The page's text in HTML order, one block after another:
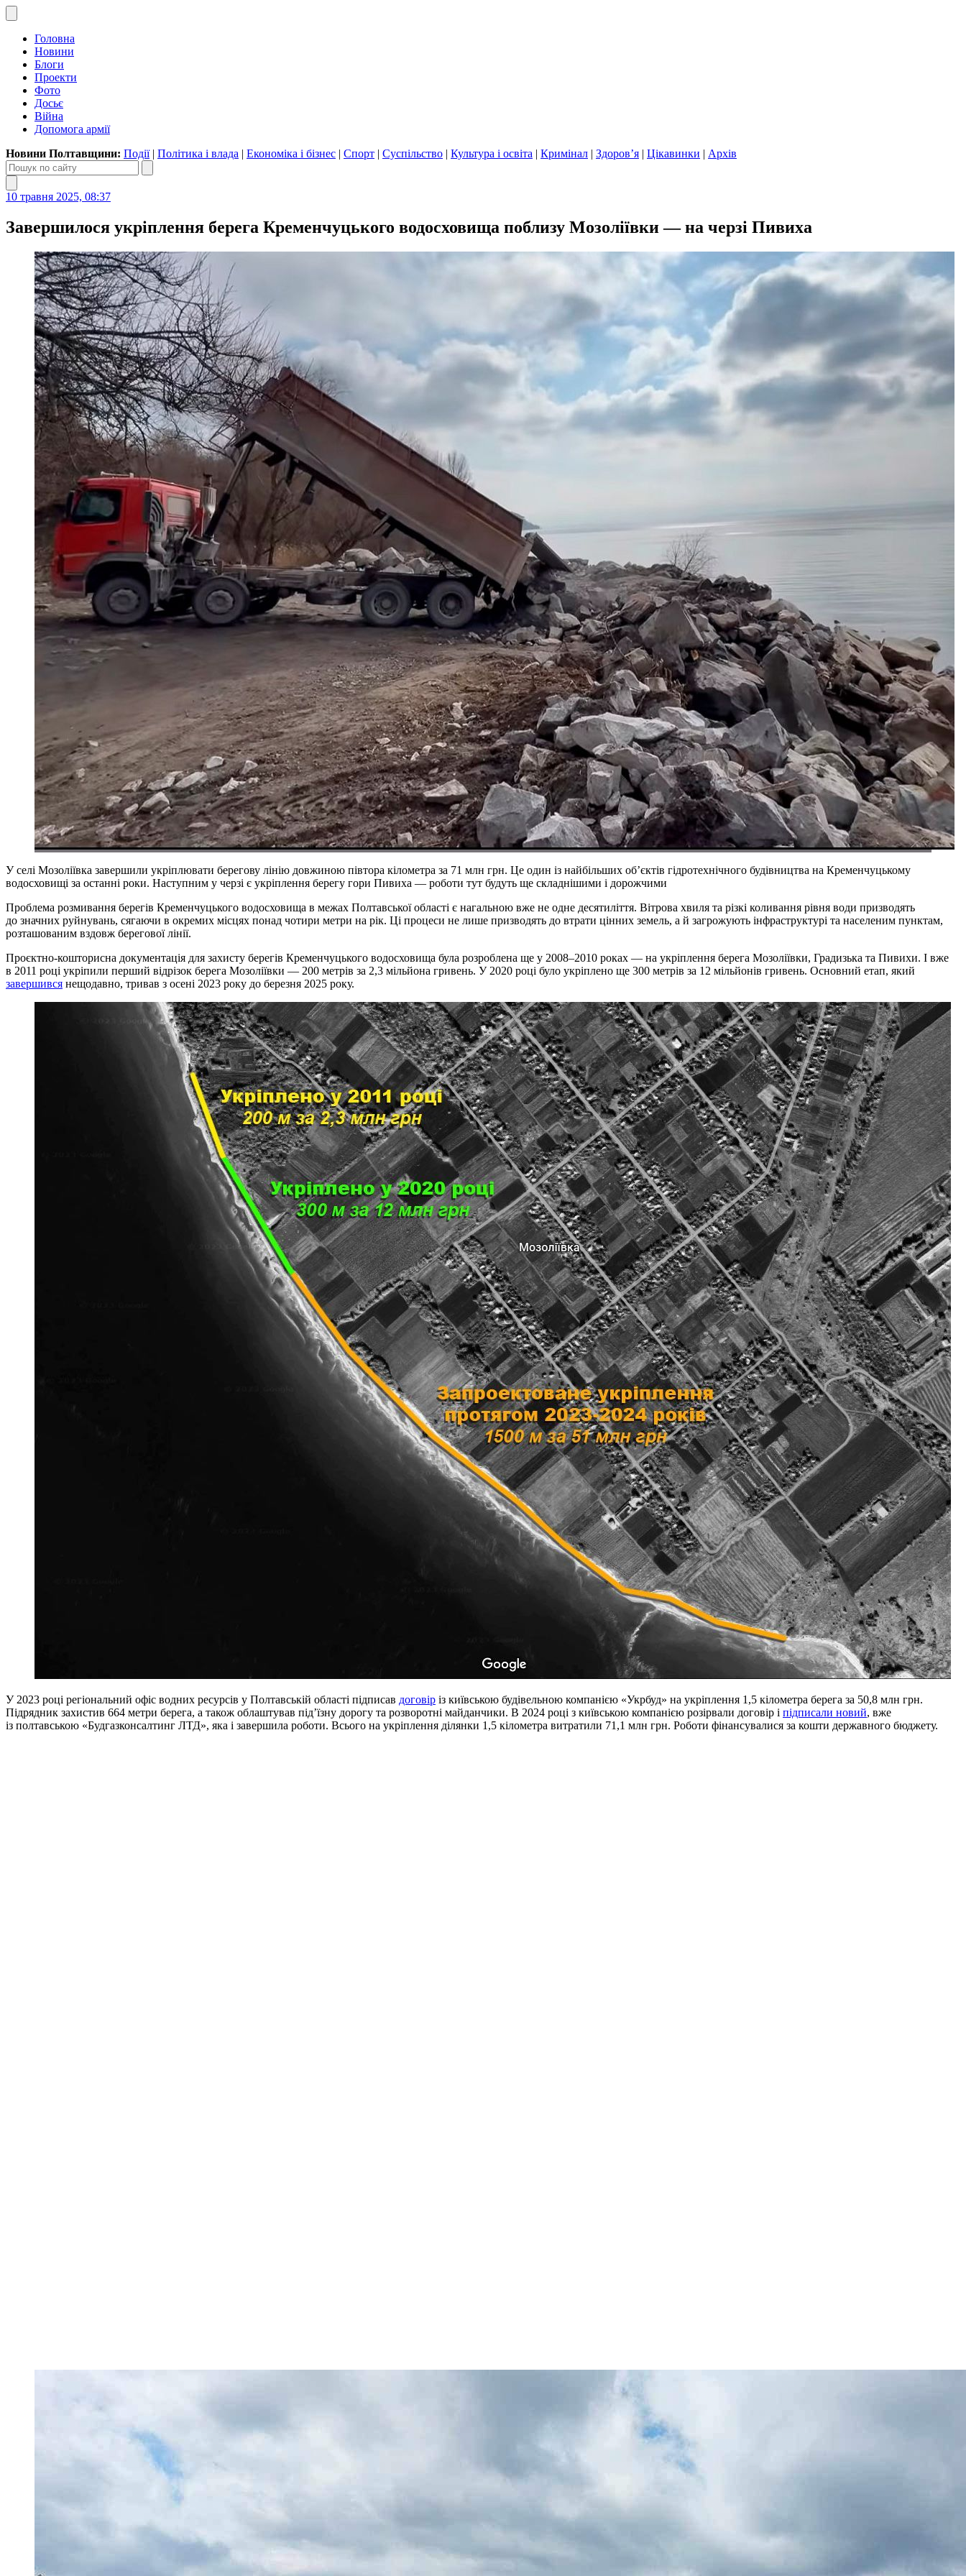
Головна
Новини
Блоги
Проекти
Фото
Досьє
Війна
Допомога армії
Новини Полтавщини: Події| Політика і влада | Економіка і бізнес | Спорт | Суспільство | Культура і освіта | Кримінал | Здоров’я | Цікавинки | Архів
10 травня 2025, 08:37
Завершилося укріплення берега Кременчуцького водосховища поблизу Мозоліївки — на черзі Пивиха
У селі Мозоліївка завершили укріплювати берегову лінію довжиною півтора кілометра за 71 млн грн. Це один із найбільших об’єктів гідротехнічного будівництва на Кременчуцькому
водосховищі за останні роки. Наступним у черзі є укріплення берегу гори Пивиха — роботи тут будуть ще складнішими і дорожчими
Проблема розмивання берегів Кременчуцького водосховища в межах Полтавської області є нагальною вже не одне десятиліття. Вітрова хвиля та різкі коливання рівня води призводять
до значних руйнувань, сягаючи в окремих місцях понад чотири метри на рік. Ці процеси не лише призводять до втрати цінних земель, а й загрожують інфраструктурі та населеним пунктам,
розташованим вздовж берегової лінії.
Проєктно-кошторисна документація для захисту берегів Кременчуцького водосховища була розроблена ще у 2008–2010 роках — на укріплення берега Мозоліївки, Градизька та Пивихи. І вже
в 2011 році укріпили перший відрізок берега Мозоліївки — 200 метрів за 2,3 мільйона гривень. У 2020 році було укріплено ще 300 метрів за 12 мільйонів гривень. Основний етап, який
завершився нещодавно, тривав з осені 2023 року до березня 2025 року.
У 2023 році регіональний офіс водних ресурсів у Полтавській області підписав договір із київською будівельною компанією «Укрбуд» на укріплення 1,5 кілометра берега за 50,8 млн грн.
Підрядник захистив 664 метри берега, а також облаштував під’їзну дорогу та розворотні майданчики. В 2024 році з київською компанією розірвали договір і підписали новий, вже
із полтавською «Будгазконсалтинг ЛТД», яка і завершила роботи. Всього на укріплення ділянки 1,5 кілометра витратили 71,1 млн грн. Роботи фінансувалися за кошти державного бюджету.